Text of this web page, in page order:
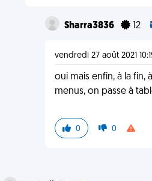
Sharra3836 12
vendredi 27 août 2021
oui mais enfin, à la fin,
menus, on passe à
0 0